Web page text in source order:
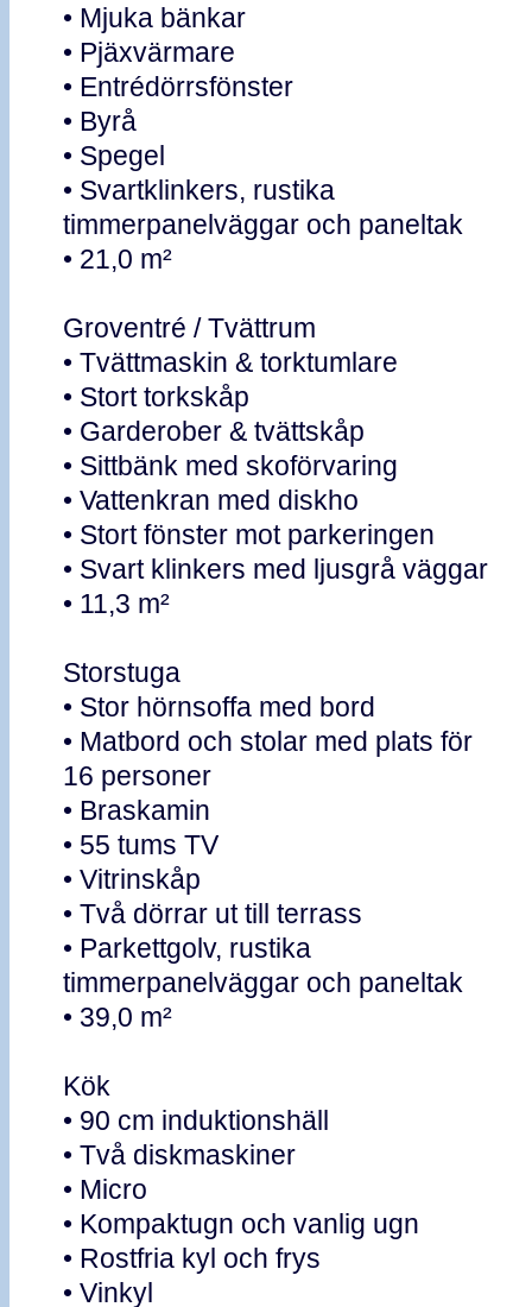
• Mjuka bänkar
• Pjäxvärmare
• Entrédörrsfönster
• Byrå
• Spegel
• Svartklinkers, rustika
timmerpanelväggar och paneltak
• 21,0 m²
Groventré / Tvättrum
• Tvättmaskin & torktumlare
• Stort torkskåp
• Garderober & tvättskåp
• Sittbänk med skoförvaring
• Vattenkran med diskho
• Stort fönster mot parkeringen
• Svart klinkers med ljusgrå väggar
• 11,3 m²
Storstuga
• Stor hörnsoffa med bord
• Matbord och stolar med plats för
16 personer
• Braskamin
• 55 tums TV
• Vitrinskåp
• Två dörrar ut till terrass
• Parkettgolv, rustika
timmerpanelväggar och paneltak
• 39,0 m²
Kök
• 90 cm induktionshäll
• Två diskmaskiner
• Micro
• Kompaktugn och vanlig ugn
• Rostfria kyl och frys
• Vinkyl